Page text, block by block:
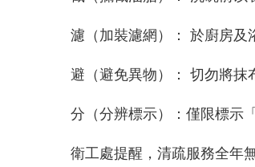
濾（加裝濾網）： 於廚房及
避（避免異物）： 切勿將抹
分（分辨標示）：僅限標示
衛工處提醒，清疏服務全年